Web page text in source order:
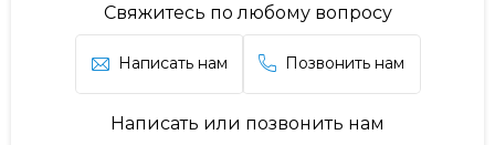
Свяжитесь по любому вопросу
Написать нам Позвонить нам
Написать или позвонить нам